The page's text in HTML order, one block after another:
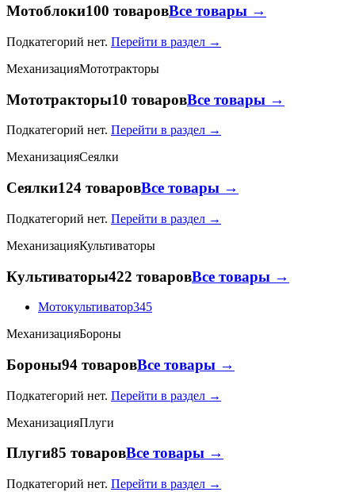
Мотоблоки100 товаровВсе товары →
Подкатегорий нет. Перейти в раздел →
МеханизацияМототракторы
Мототракторы10 товаровВсе товары →
Подкатегорий нет. Перейти в раздел →
МеханизацияСеялки
Сеялки124 товаровВсе товары →
Подкатегорий нет. Перейти в раздел →
МеханизацияКультиваторы
Культиваторы422 товаровВсе товары →
Мотокультиватор345
МеханизацияБороны
Бороны94 товаровВсе товары →
Подкатегорий нет. Перейти в раздел →
МеханизацияПлуги
Плуги85 товаровВсе товары →
Подкатегорий нет. Перейти в раздел →